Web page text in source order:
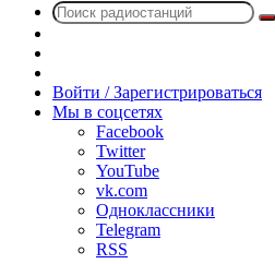
радио
Войти / Зарегистрироваться
Мы в соцсетях
Facebook
Twitter
YouTube
vk.com
Одноклассники
Telegram
RSS